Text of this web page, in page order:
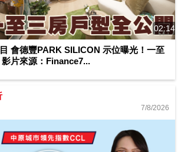
02:14
會德豐PARK SILICON 示位曝光！一至
片來源：Finance7...
7/8/2026